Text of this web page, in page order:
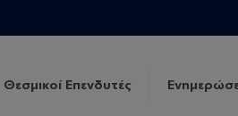
Θεσμικοί Επενδυτές